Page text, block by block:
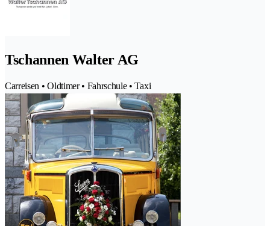
Tschannen Walter AG
Carreisen • Oldtimer • Fahrschule • Taxi